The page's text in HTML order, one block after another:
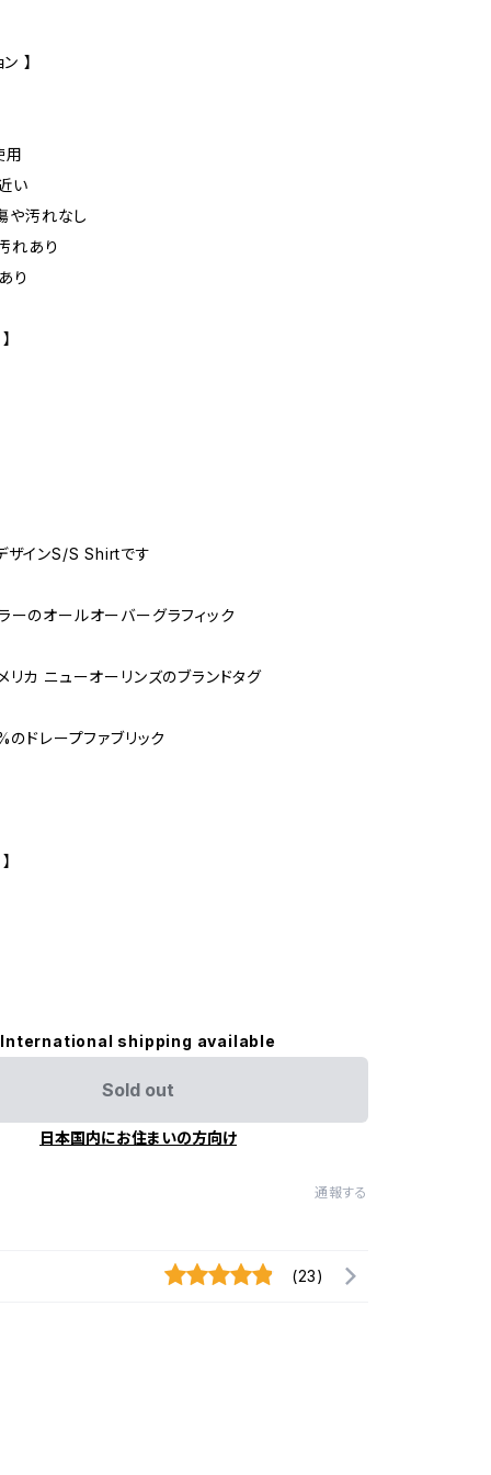
】
用
い
や汚れなし
れあり
り
ザインS/S Shirtです
ーのオールオーバーグラフィック
リカ ニューオーリンズのブランドタグ
ドレープファブリック
International shipping available
Sold out
日本国内にお住まいの方向け
通報する
(23)